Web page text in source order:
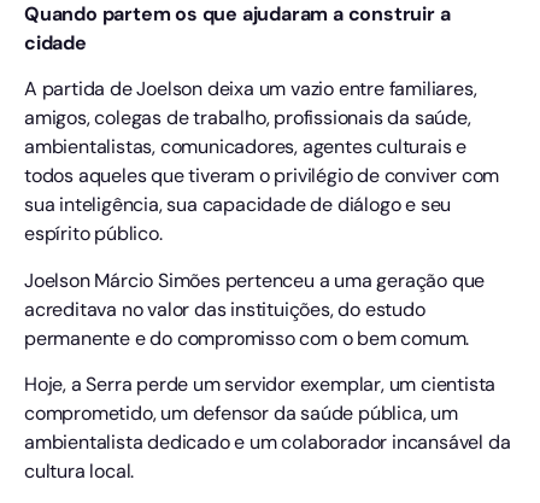
Quando partem os que ajudaram a construir a
cidade
A partida de Joelson deixa um vazio entre familiares,
amigos, colegas de trabalho, profissionais da saúde,
ambientalistas, comunicadores, agentes culturais e
todos aqueles que tiveram o privilégio de conviver com
sua inteligência, sua capacidade de diálogo e seu
espírito público.
Joelson Márcio Simões pertenceu a uma geração que
acreditava no valor das instituições, do estudo
permanente e do compromisso com o bem comum.
Hoje, a Serra perde um servidor exemplar, um cientista
comprometido, um defensor da saúde pública, um
ambientalista dedicado e um colaborador incansável da
cultura local.